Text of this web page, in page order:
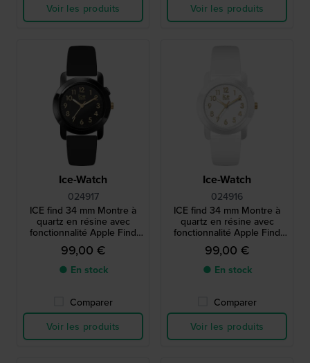
Voir les produits
Voir les produits
Ice-Watch
024917
ICE find 34 mm Montre à
quartz en résine avec
fonctionnalité Apple Find
My
99,00 €
● En stock
Comparer
Voir les produits
Ice-Watch
024916
ICE find 34 mm Montre à
quartz en résine avec
fonctionnalité Apple Find
My
99,00 €
● En stock
Comparer
Voir les produits